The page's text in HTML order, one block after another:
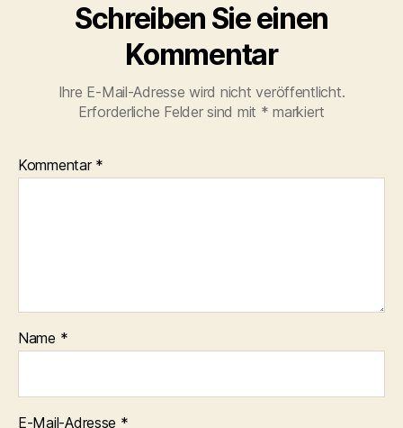
Schreiben Sie einen
Kommentar
Ihre E-Mail-Adresse wird nicht veröffentlicht.
Erforderliche Felder sind mit * markiert
Kommentar *
Name *
E-Mail-Adresse *